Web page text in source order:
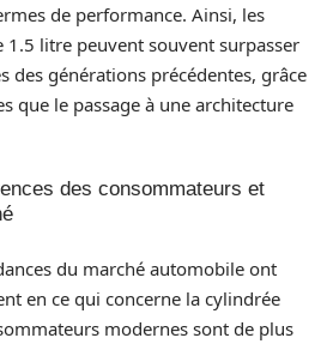
de performance. Ainsi, les
1.5 litre peuvent souvent surpasser
des générations précédentes, grâce
que le passage à une architecture
des consommateurs et
du marché automobile ont
en ce qui concerne la cylindrée
modernes sont de plus